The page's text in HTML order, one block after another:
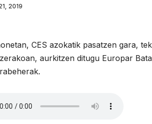
2019
CES azokatik pasatzen gara,
aurkitzen ditugu Europar